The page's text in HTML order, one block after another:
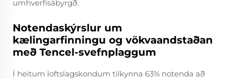
umhverfisábyrgð.
Notendaskýrslur um
kælingarfinningu og vökvaandstaðan
með Tencel-svefnplaggum
Í heitum loftslagskondum tilkynna 63% notenda að